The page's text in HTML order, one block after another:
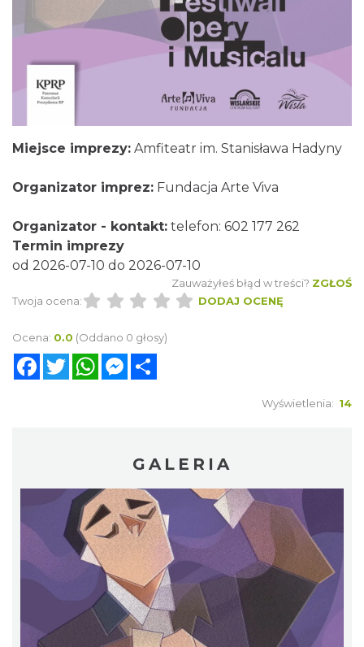
Miejsce imprezy: Amfiteatr im. Stanisława Hadyny
Organizator imprez: Fundacja Arte Viva
Organizator - kontakt: telefon: 602 177 262
Termin imprezy
od 2026-07-10 do 2026-07-10
Zauważyłeś błąd w treści? ZGŁOŚ
Twoja ocena:
DODAJ OCENĘ
Ocena: 0.0 (Oddano 0 głosy)
FacebookTwitterWhatsAppMessenger
Wyświetlenia: 14
GALERIA